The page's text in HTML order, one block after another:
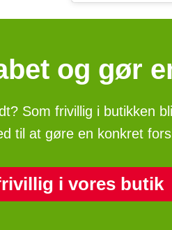
og gør
Som frivillig i butikken
til at gøre en konkret
i vores butik